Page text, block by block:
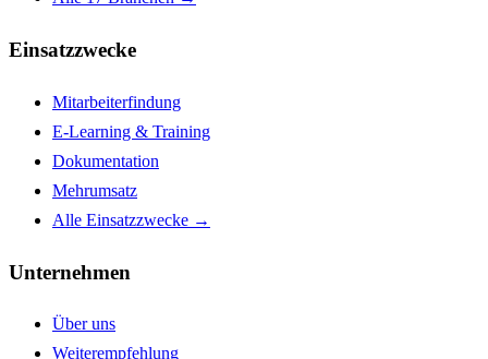
Einsatzzwecke
Mitarbeiterfindung
E-Learning & Training
Dokumentation
Mehrumsatz
Alle Einsatzzwecke →
Unternehmen
Über uns
Weiterempfehlung